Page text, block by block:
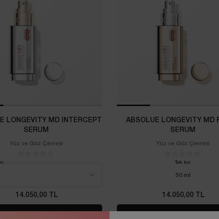
LONGEVITY MD INTERCEPT
SERUM
Yüz ve Göz Çevresi
14.050,00 TL
ABSOLUE LONGEVITY MD
SERUM
Yüz ve Göz Çevresi
Tek ton
50 ml
14.050,00 TL